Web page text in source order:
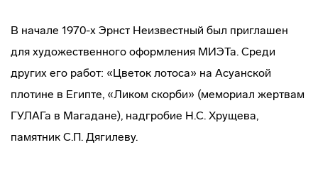
В начале 1970-х Эрнст Неизвестный был приглашен
для художественного оформления МИЭТа. Среди
других его работ: «Цветок лотоса» на Асуанской
плотине в Египте, «Ликом скорби» (мемориал жертвам
ГУЛАГа в Магадане), надгробие Н.С. Хрущева,
памятник С.П. Дягилеву.